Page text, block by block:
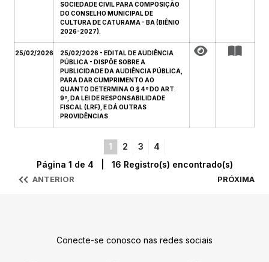
SOCIEDADE CIVIL PARA COMPOSIÇÃO
DO CONSELHO MUNICIPAL DE
CULTURA DE CATURAMA - BA (BIÊNIO
2026-2027).
25/02/2026
25/02/2026 - EDITAL DE AUDIÊNCIA
PÚBLICA - DISPÕE SOBRE A
PUBLICIDADE DA AUDIÊNCIA PÚBLICA,
PARA DAR CUMPRIMENTO AO
QUANTO DETERMINA O § 4º DO ART.
9º, DA LEI DE RESPONSABILIDADE
FISCAL (LRF), E DÁ OUTRAS
PROVIDÊNCIAS
1 2 3 4
ANTERIOR
Página 1 de 4 | 16 Registro(s) encontrado(s)
PRÓXIMA
Conecte-se conosco nas redes sociais